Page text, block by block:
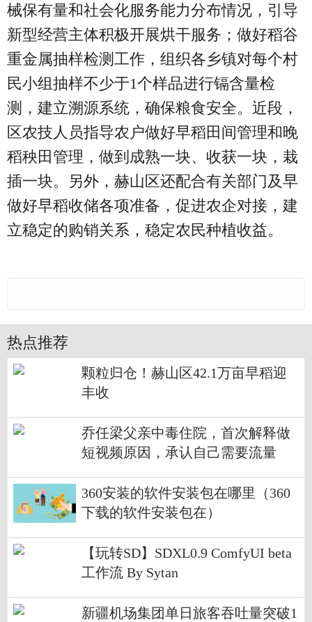
械保有量和社会化服务能力分布情况，引导
新型经营主体积极开展烘干服务；做好稻谷
重金属抽样检测工作，组织各乡镇对每个村
民小组抽样不少于1个样品进行镉含量检
测，建立溯源系统，确保粮食安全。近段，
区农技人员指导农户做好早稻田间管理和晚
稻秧田管理，做到成熟一块、收获一块，栽
插一块。另外，赫山区还配合有关部门及早
做好早稻收储各项准备，促进农企对接，建
立稳定的购销关系，稳定农民种植收益。
热点推荐
颗粒归仓！赫山区42.1万亩早稻迎
丰收
乔任梁父亲中毒住院，首次解释做
短视频原因，承认自己需要流量
360安装的软件安装包在哪里（360
下载的软件安装包在）
【玩转SD】SDXL0.9 ComfyUI beta
工作流 By Sytan
新疆机场集团单日旅客吞吐量突破1